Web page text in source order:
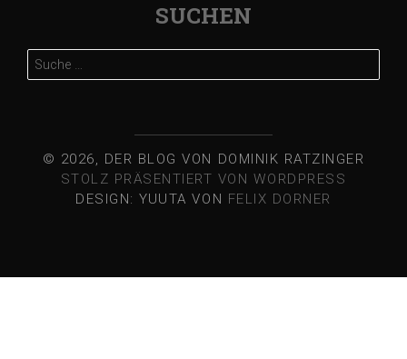
SUCHEN
nach:
© 2026, DER BLOG VON DOMINIK RATZINGER
STOLZ PRÄSENTIERT VON WORDPRESS
DESIGN: YUUTA VON FELIX DORNER